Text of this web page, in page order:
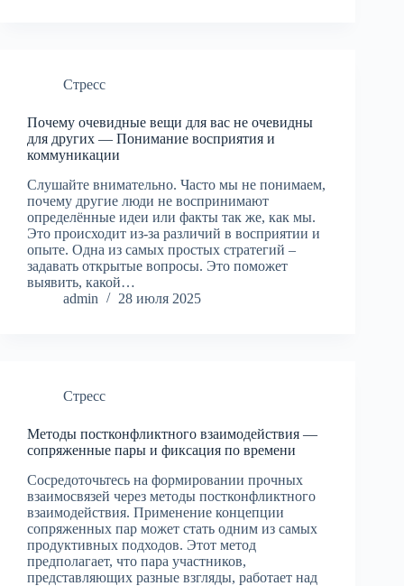
Стресс
Почему очевидные вещи для вас не очевидны
для других — Понимание восприятия и
коммуникации
Слушайте внимательно. Часто мы не понимаем,
почему другие люди не воспринимают
определённые идеи или факты так же, как мы.
Это происходит из-за различий в восприятии и
опыте. Одна из самых простых стратегий –
задавать открытые вопросы. Это поможет
выявить, какой…
admin
28 июля 2025
Стресс
Методы постконфликтного взаимодействия —
сопряженные пары и фиксация по времени
Сосредоточьтесь на формировании прочных
взаимосвязей через методы постконфликтного
взаимодействия. Применение концепции
сопряженных пар может стать одним из самых
продуктивных подходов. Этот метод
предполагает, что пара участников,
представляющих разные взгляды, работает над